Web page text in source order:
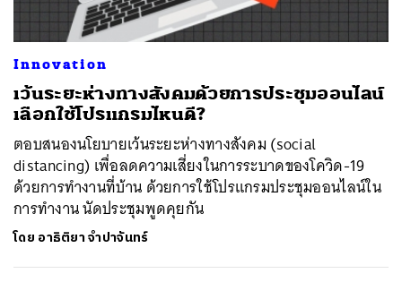
Innovation
เว้นระยะห่างทางสังคมด้วยการประชุมออนไลน์
เลือกใช้โปรแกรมไหนดี?
ตอบสนองนโยบายเว้นระยะห่างทางสังคม (social
distancing) เพื่อลดความเสี่ยงในการระบาดของโควิด-19
ด้วยการทำงานที่บ้าน ด้วยการใช้โปรแกรมประชุมออนไลน์ใน
การทำงาน นัดประชุมพูดคุยกัน
โดย อาธิติยา จำปาจันทร์